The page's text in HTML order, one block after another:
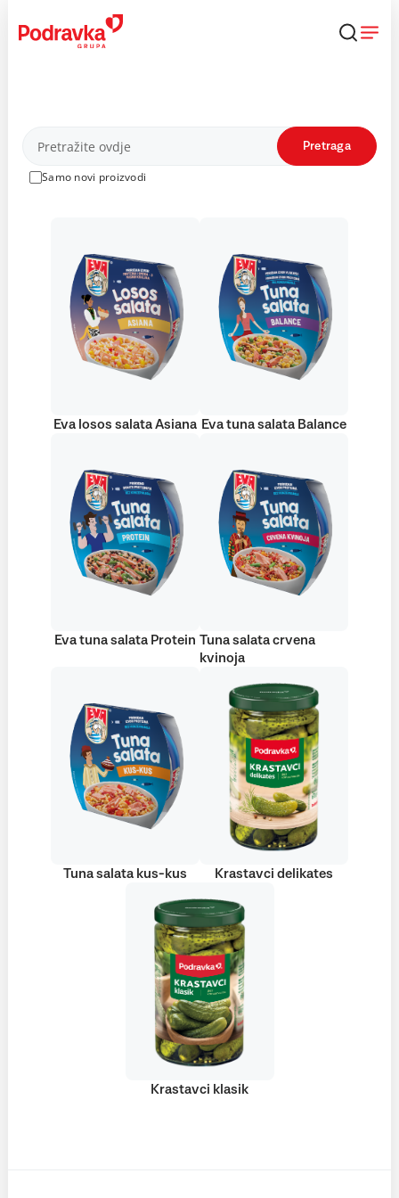
content
Proizvodi
Samo novi proizvodi
Pretraga
Eva losos salata Asiana Eva tuna salata Balance
Eva tuna salata Protein Tuna salata crvena
kvinoja
Tuna salata kus-kus Krastavci delikates
Krastavci klasik